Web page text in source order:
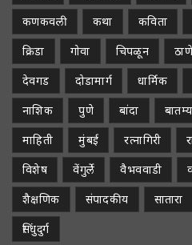
कणकवली
कथा कविता
क्रिडा
गोवा चिपळून ठाणे
देवगड
दोडामार्ग धार्मिक
नाशिक
पुणे बांदा
माहिती
मुंबई रत्नागिरी
विशेष
वेंगुर्ले वैभववाडी
शैक्षणिक
संपादकीय सातारा
सिंधुदुर्ग